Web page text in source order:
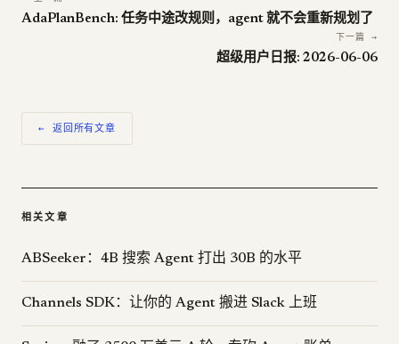
AdaPlanBench: 任务中途改规则，agent 就不会重新规划了
下一篇 →
超级用户日报: 2026-06-06
← 返回所有文章
相关文章
ABSeeker：4B 搜索 Agent 打出 30B 的水平
Channels SDK：让你的 Agent 搬进 Slack 上班